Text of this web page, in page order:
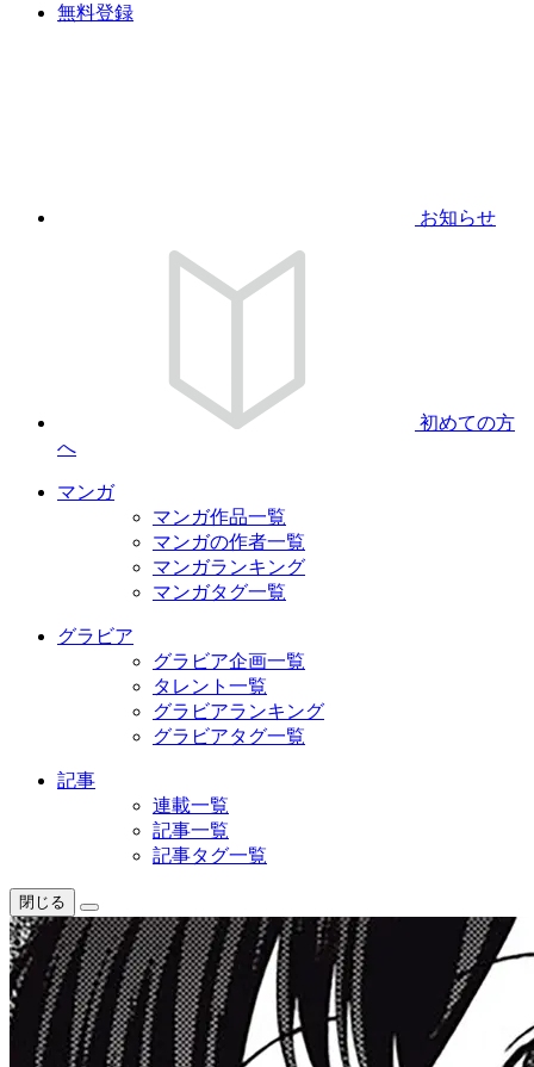
無料登録
お知らせ
初めての方
へ
マンガ
マンガ作品一覧
マンガの作者一覧
マンガランキング
マンガタグ一覧
グラビア
グラビア企画一覧
タレント一覧
グラビアランキング
グラビアタグ一覧
記事
連載一覧
記事一覧
記事タグ一覧
閉じる